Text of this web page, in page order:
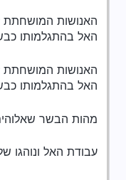
האנושות המושחתת
האל בהתגלמותו
האנושות המושחתת
האל בהתגלמותו
מהות הבשר
עבודת האל ונוהגו